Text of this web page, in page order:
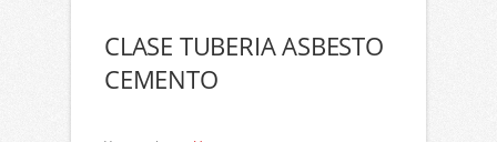
CLASE TUBERIA ASBESTO
CEMENTO